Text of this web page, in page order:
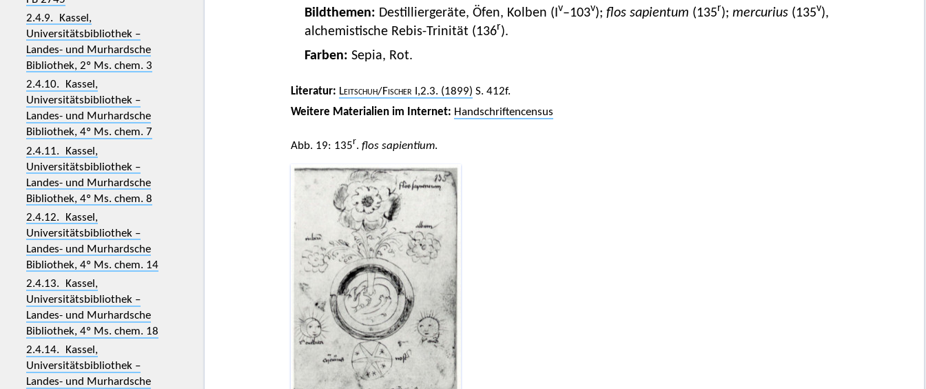
2.4.9. Kassel,
Universitätsbibliothek –
Landes- und Murhardsche
Bibliothek, 2º Ms. chem. 3
2.4.10. Kassel,
Universitätsbibliothek –
Landes- und Murhardsche
Bibliothek, 4º Ms. chem. 7
2.4.11. Kassel,
Universitätsbibliothek –
Landes- und Murhardsche
Bibliothek, 4º Ms. chem. 8
2.4.12. Kassel,
Universitätsbibliothek –
Landes- und Murhardsche
Bibliothek, 4º Ms. chem. 14
2.4.13. Kassel,
Universitätsbibliothek –
Landes- und Murhardsche
Bibliothek, 4º Ms. chem. 18
2.4.14. Kassel,
Universitätsbibliothek –
Landes- und Murhardsche
Bildthemen: Destilliergeräte, Öfen, Kolben (Iv–103v); flos sapientum (135r); mercurius(135v),
alchemistische Rebis-Trinität (136r).
Farben: Sepia, Rot.
Literatur: Leitschuh/Fischer I,2.3. (1899) S. 412f.
Weitere Materialien im Internet: Handschriftencensus
Abb. 19: 135r. flos sapientium.